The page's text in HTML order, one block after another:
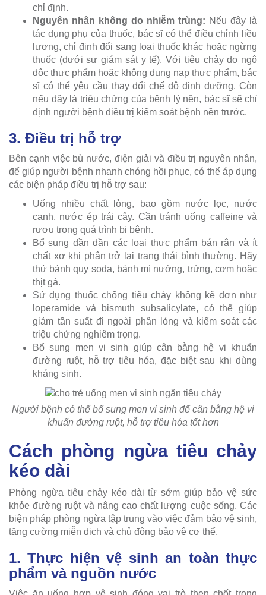
chỉ định.
Nguyên nhân không do nhiễm trùng: Nếu đây là
tác dụng phụ của thuốc, bác sĩ có thể điều chỉnh liều
lượng, chỉ định đổi sang loại thuốc khác hoặc ngừng
thuốc (dưới sự giám sát y tế). Với tiêu chảy do ngộ
độc thực phẩm hoặc không dung nạp thực phẩm, bác
sĩ có thể yêu cầu thay đổi chế độ dinh dưỡng. Còn
nếu đây là triệu chứng của bệnh lý nền, bác sĩ sẽ chỉ
định người bệnh điều trị kiểm soát bệnh nền trước.
3. Điều trị hỗ trợ
Bên cạnh việc bù nước, điện giải và điều trị nguyên nhân,
để giúp người bệnh nhanh chóng hồi phục, có thể áp dụng
các biện pháp điều trị hỗ trợ sau:
Uống nhiều chất lỏng, bao gồm nước lọc, nước
canh, nước ép trái cây. Cần tránh uống caffeine và
rượu trong quá trình bị bệnh.
Bổ sung dần dần các loại thực phẩm bán rắn và ít
chất xơ khi phân trở lại trạng thái bình thường. Hãy
thử bánh quy soda, bánh mì nướng, trứng, cơm hoặc
thịt gà.
Sử dụng thuốc chống tiêu chảy không kê đơn như
loperamide và bismuth subsalicylate, có thể giúp
giảm tần suất đi ngoài phân lỏng và kiểm soát các
triệu chứng nghiêm trọng.
Bổ sung men vi sinh giúp cân bằng hệ vi khuẩn
đường ruột, hỗ trợ tiêu hóa, đặc biệt sau khi dùng
kháng sinh.
Người bệnh có thể bổ sung men vi sinh để cân bằng hệ vi
khuẩn đường ruột, hỗ trợ tiêu hóa tốt hơn
Cách phòng ngừa tiêu chảy
kéo dài
Phòng ngừa tiêu chảy kéo dài từ sớm giúp bảo vệ sức
khỏe đường ruột và nâng cao chất lượng cuộc sống. Các
biện pháp phòng ngừa tập trung vào việc đảm bảo vệ sinh,
tăng cường miễn dịch và chủ động bảo vệ cơ thể.
1. Thực hiện vệ sinh an toàn thực
phẩm và nguồn nước